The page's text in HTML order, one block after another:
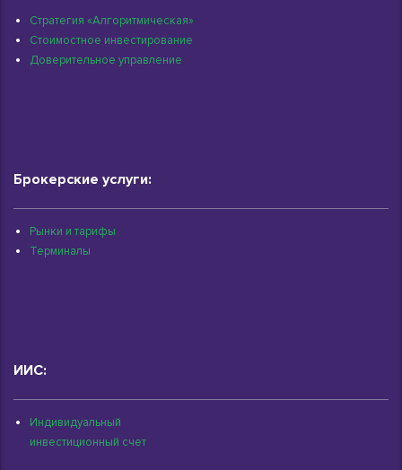
Стратегия «Алгоритмическая»
Стоимостное инвестирование
Доверительное управление
Брокерские услуги:
Рынки и тарифы
Терминалы
ИИС:
Индивидуальный
инвестиционный счет